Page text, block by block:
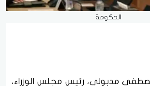
الحكومة
مدبولي، رئيس مجلس الوزراء،